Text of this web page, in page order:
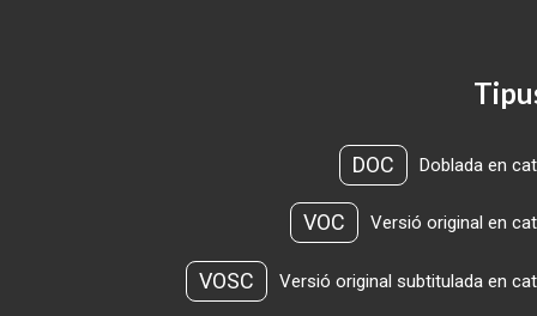
DOC Doblada en
VOC Versió original en
VOSC Versió original subtitulada en